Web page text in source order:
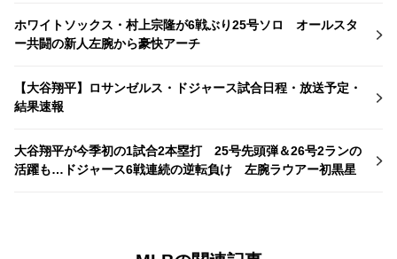
ホワイトソックス・村上宗隆が6戦ぶり25号ソロ オールスタ
ー共闘の新人左腕から豪快アーチ
【大谷翔平】ロサンゼルス・ドジャース試合日程・放送予定・
結果速報
大谷翔平が今季初の1試合2本塁打 25号先頭弾＆26号2ランの
活躍も…ドジャース6戦連続の逆転負け 左腕ラウアー初黒星